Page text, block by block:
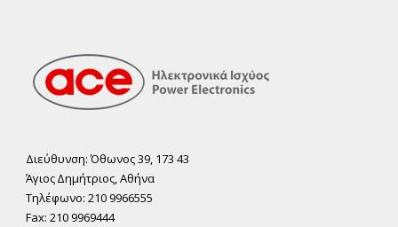
Διεύθυνση: Όθωνος 39, 173 43
Άγιος ∆ηµήτριος, Αθήνα
Τηλέφωνο: 210 9966555
Fax: 210 9969444